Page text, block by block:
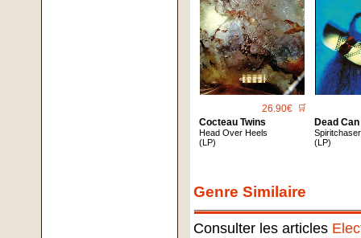
26.90€ 🛒
Cocteau Twins
Head Over Heels
(LP)
Dead
Spiritchaser
(LP)
Genre Similaire
Consulter les articles